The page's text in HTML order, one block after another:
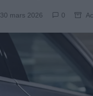
30 mars 2026 0